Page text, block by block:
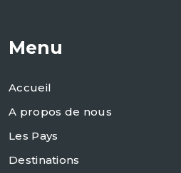
Menu
Accueil
A propos de nous
Les Pays
Destinations